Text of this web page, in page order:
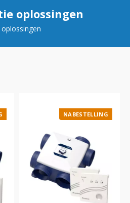
oplossingen
NABESTELLING